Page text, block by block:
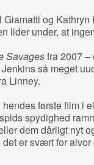
Giamatti og
lider under, at
Savagesfra 2007 –
så meget
Linney.
hendes første film i
spydighed
dem dårligt nyt
det er svært for alvor